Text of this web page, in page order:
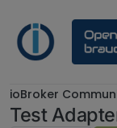
ioBroker
Test